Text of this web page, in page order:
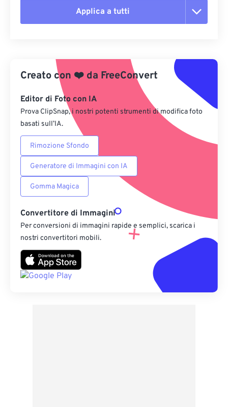
Applica a tutti
Applica da preimpostazione
Salva come predefinito
Creato con ❤️ da FreeConvert
Editor di Foto con IA
Prova ClipSnap, i nostri potenti strumenti di modifica foto
basati sull’IA.
Rimozione Sfondo
Generatore di Immagini con IA
Gomma Magica
Convertitore di Immagini
Per conversioni di immagini rapide e semplici, scarica i
nostri convertitori mobili.